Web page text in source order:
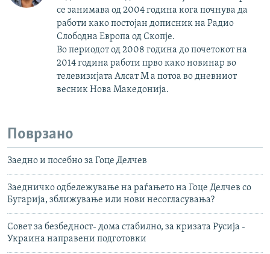
се занимава од 2004 година кога почнува да
работи како постојан дописник на Радио
Слободна Европа од Скопје.
Во периодот од 2008 година до почетокот на
2014 година работи прво како новинар во
телевизијата Алсат М а потоа во дневниот
весник Нова Македонија.
Поврзано
Заедно и посебно за Гоце Делчев
Заедничко одбележување на раѓањето на Гоце Делчев со
Бугарија, зближување или нови несогласувања?
Совет за безбедност- дома стабилно, за кризата Русија -
Украина направени подготовки